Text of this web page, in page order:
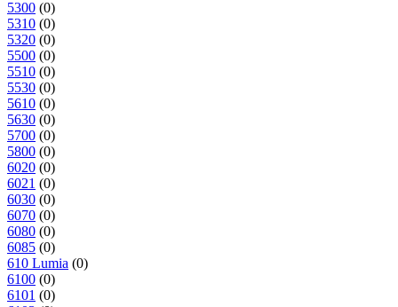
5300 (0)
5310 (0)
5320 (0)
5500 (0)
5510 (0)
5530 (0)
5610 (0)
5630 (0)
5700 (0)
5800 (0)
6020 (0)
6021 (0)
6030 (0)
6070 (0)
6080 (0)
6085 (0)
610 Lumia (0)
6100 (0)
6101 (0)